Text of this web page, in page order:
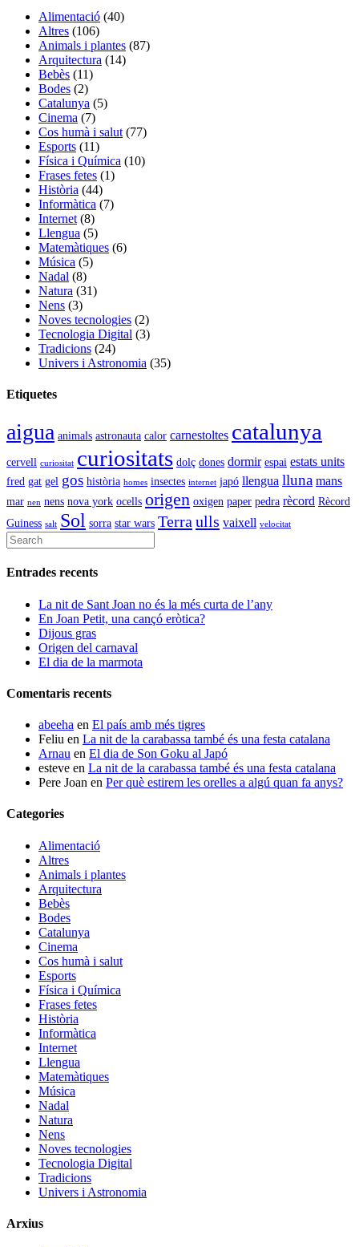
Alimentació (40)
Altres (106)
Animals i plantes (87)
Arquitectura (14)
Bebès (11)
Bodes (2)
Catalunya (5)
Cinema (7)
Cos humà i salut (77)
Esports (11)
Física i Química (10)
Frases fetes (1)
Història (44)
Informàtica (7)
Internet (8)
Llengua (5)
Matemàtiques (6)
Música (5)
Nadal (8)
Natura (31)
Nens (3)
Noves tecnologies (2)
Tecnologia Digital (3)
Tradicions (24)
Univers i Astronomia (35)
Etiquetes
aigua animals astronauta calor carnestoltes catalunya
cervell curiositat curiositats dolç dones dormir espai estats units
fred gat gel gos història homes insectes internet japó llengua lluna mans
mar nen nens nova york ocells origen oxigen paper pedra rècord Rècord
Guiness salt Sol sorra star wars Terra ulls vaixell velocitat
Entrades recents
La nit de Sant Joan no és la més curta de l’any
En Joan Petit, una cançó eròtica?
Dijous gras
Origen del carnaval
El dia de la marmota
Comentaris recents
abeeha en El país amb més tigres
Feliu en La nit de la carabassa també és una festa catalana
Arnau en El dia de Son Goku al Japó
esteve en La nit de la carabassa també és una festa catalana
Pere Joan en Per què estirem les orelles a algú quan fa anys?
Categories
Alimentació
Altres
Animals i plantes
Arquitectura
Bebès
Bodes
Catalunya
Cinema
Cos humà i salut
Esports
Física i Química
Frases fetes
Història
Informàtica
Internet
Llengua
Matemàtiques
Música
Nadal
Natura
Nens
Noves tecnologies
Tecnologia Digital
Tradicions
Univers i Astronomia
Arxius